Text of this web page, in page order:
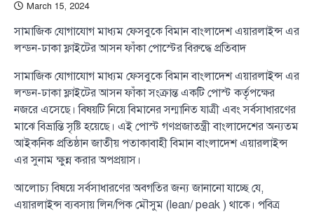
March 15, 2024
সামাজিক যোগাযোগ মাধ্যম ফেসবুকে বিমান বাংলাদেশ এয়ারলাইন্স এর
লন্ডন-ঢাকা ফ্লাইটের আসন ফাঁকা পোস্টের বিরুদ্ধে প্রতিবাদ
সামাজিক যোগাযোগ মাধ্যম ফেসবুকে বিমান বাংলাদেশ এয়ারলাইন্স এর
লন্ডন-ঢাকা ফ্লাইটের আসন ফাঁকা সংক্রান্ত একটি পোস্ট কর্তৃপক্ষের
নজরে এসেছে। বিষয়টি নিয়ে বিমানের সন্মানিত যাত্রী এবং সর্বসাধারণের
মাঝে বিভ্রান্তি সৃষ্টি হয়েছে। এই পোস্ট গণপ্রজাতন্ত্রী বাংলাদেশের অন্যতম
আইকনিক প্রতিষ্ঠান জাতীয় পতাকাবাহী বিমান বাংলাদেশ এয়ারলাইন্স
এর সুনাম ক্ষুন্ন করার অপপ্রয়াস।
আলোচ্য বিষয়ে সর্বসাধারণের অবগতির জন্য জানানো যাচ্ছে যে,
এয়ারলাইন্স ব্যবসায় লিন/পিক মৌসুম (lean/ peak ) থাকে। পবিত্র